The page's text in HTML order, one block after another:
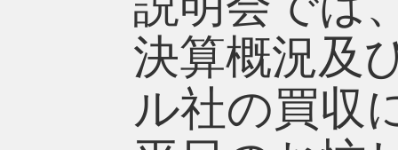
決算概況及
ル社の買収